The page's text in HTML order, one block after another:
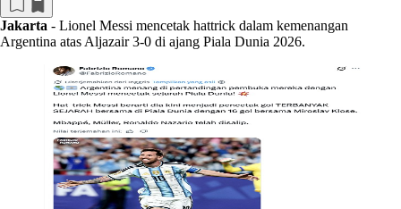
Jakarta - Lionel Messi mencetak hattrick dalam kemenangan
Argentina atas Aljazair 3-0 di ajang Piala Dunia 2026.